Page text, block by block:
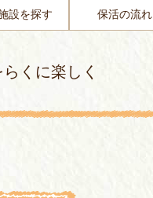
設を探す 保活の流れ
くに楽しく